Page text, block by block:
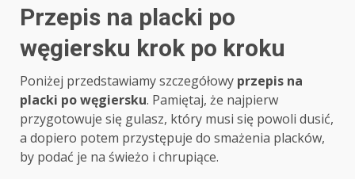
Przepis na placki po
węgiersku krok po kroku
Poniżej przedstawiamy szczegółowy przepis na
placki po węgiersku. Pamiętaj, że najpierw
przygotowuje się gulasz, który musi się powoli dusić,
a dopiero potem przystępuje do smażenia placków,
by podać je na świeżo i chrupiące.